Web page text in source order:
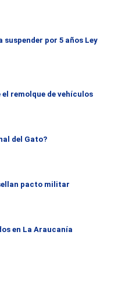
por 5 años Ley
remolque de vehículos
del Gato?
pacto militar
en La Araucanía